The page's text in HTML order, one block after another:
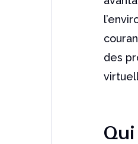
des